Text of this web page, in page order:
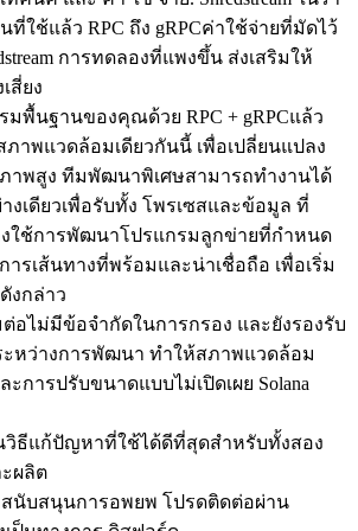
ใช้แล้ว RPC ถึง gRPCค่าใช้จ่ายที่มัดไว้
การทดลองที่แพงขึ้น ส่งเสริมให้
สี่ยง
มพื้นฐานของคุณด้วย RPC + gRPCแล้ว
สภาพแวดล้อมเดียวกันนี้ เพื่อเปลี่ยนแปลง
พสูง ทีมพัฒนาพิเศษสามารถทํางานได้
างเดียวเพื่อรับทั้ง โพรเซสและข้อมูล ที่
ใช้การพัฒนาโปรแกรมลูกข่ายที่กําหนด
ารเส้นทางที่พร้อมและน่าเชื่อถือ เพื่อเริ่ม
งกล่าว
ต่อไม่มีข้อจํากัดในการกรอง และยังรองรับ
ระหว่างการพัฒนา ทําให้สภาพแวดล้อม
การปรับขนาดแบบไม่เปิดเผย Solana
วิธีแก้ปัญหาที่ใช้ได้ดีที่สุดสําหรับทั้งสอง
ผลิต
นับสนุนการอพยพ โปรดติดต่อผ่าน